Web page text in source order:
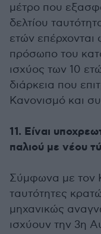
μέτρο που
δελτίου
ετών
πρόσωπο του
ισχύος των 10
διάρκεια που
Κανονισμό και
11. Είναι
παλιού με νέου
Σύμφωνα με τον
ταυτότητες
μηχανικώς
ισχύουν την 3η